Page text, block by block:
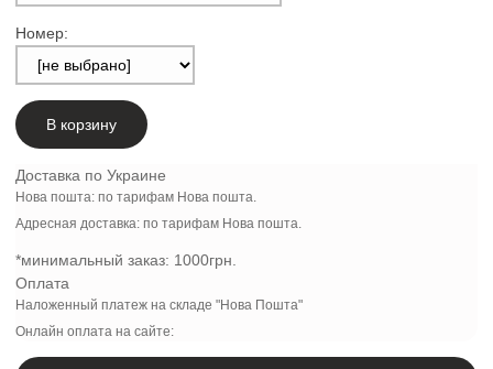
Номер:
В корзину
Доставка по Украине
Нова пошта: по тарифам Нова пошта.
Адресная доставка: по тарифам Нова пошта.
*минимальный заказ: 1000грн.
Оплата
Наложенный платеж на складе "Нова Пошта"
Онлайн оплата на сайте: